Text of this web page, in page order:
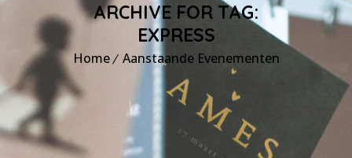
ARCHIVE FOR TAG:
EXPRESS
Home Aanstaande Evenementen